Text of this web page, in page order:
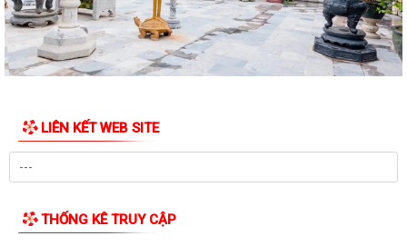
LIÊN KẾT WEB SITE
THỐNG KÊ TRUY CẬP